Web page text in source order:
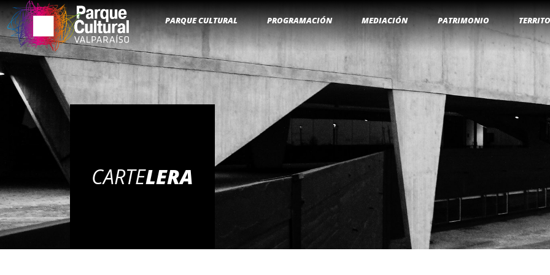
PARQUE CULTURAL PROGRAMACIÓN MEDIACIÓN PATRIMONIO
CARTELERA